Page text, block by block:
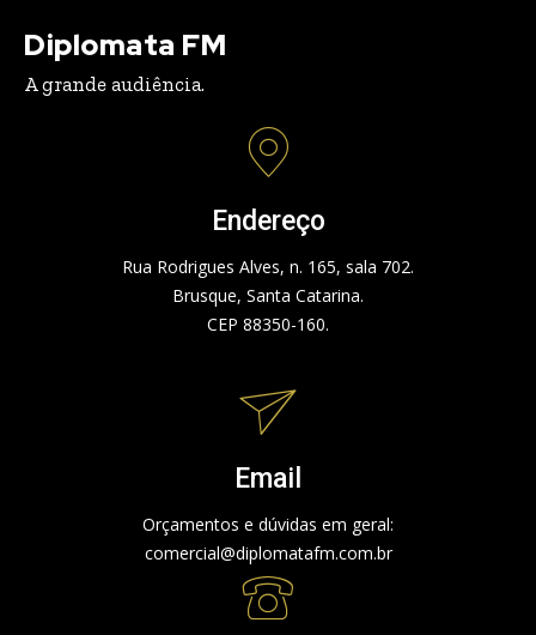
Diplomata FM
A grande audiência.
Endereço
Rua Rodrigues Alves, n. 165, sala 702.
Brusque, Santa Catarina.
CEP 88350-160.
Email
Orçamentos e dúvidas em geral:
comercial@diplomatafm.com.br